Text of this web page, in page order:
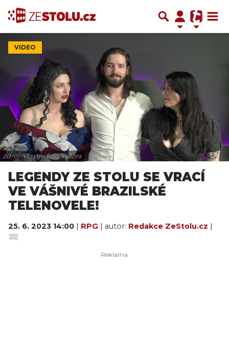
VIDEO
zdroj: Vlastní foto autora
LEGENDY ZE STOLU SE VRACÍ
VE VÁŠNIVÉ BRAZILSKÉ
TELENOVELE!
25. 6. 2023 14:00 | RPG | autor: Redakce ZeStolu.cz |